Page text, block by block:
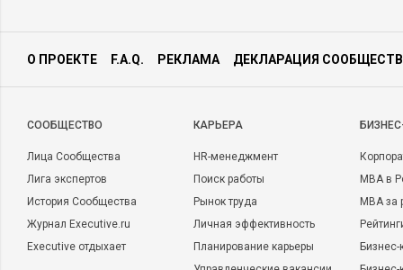
О ПРОЕКТЕ F.A.Q. РЕКЛАМА ДЕКЛАРАЦИЯ
CООБЩЕСТВО
Лица Сообщества
Лига экспертов
История Сообщества
Журнал Executive.ru
Executive отдыхает
КАРЬЕРА
HR-менеджмент
Поиск работы
Рынок труда
Личная эффективность
Планирование карьеры
MBA в
MBA
Бизнес-